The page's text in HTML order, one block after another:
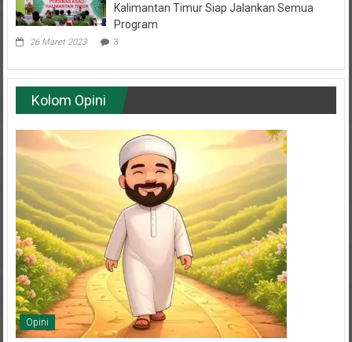
Kalimantan Timur Siap Jalankan Semua
Program
26 Maret 2023 3
Kolom Opini
Opini